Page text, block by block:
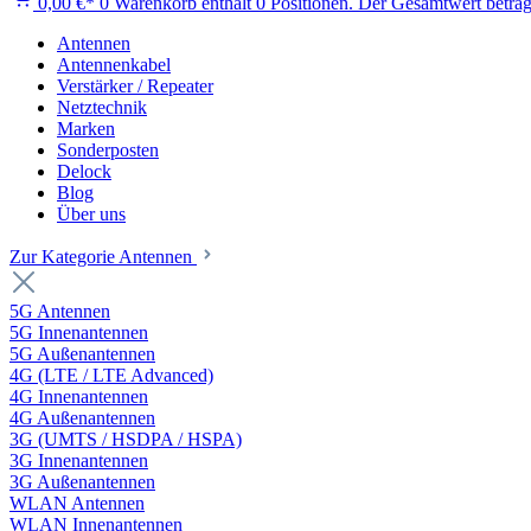
Antennen
Antennenkabel
Verstärker / Repeater
Netztechnik
Marken
Sonderposten
Delock
Blog
Über uns
Zur Kategorie Antennen
5G Antennen
5G Innenantennen
5G Außenantennen
4G (LTE / LTE Advanced)
4G Innenantennen
4G Außenantennen
3G (UMTS / HSDPA / HSPA)
3G Innenantennen
3G Außenantennen
WLAN Antennen
WLAN Innenantennen